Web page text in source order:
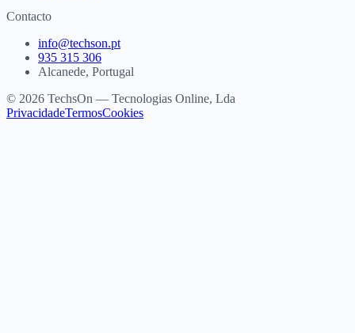
Contacto
info@techson.pt
935 315 306
Alcanede, Portugal
© 2026 TechsOn — Tecnologias Online, Lda
PrivacidadeTermosCookies